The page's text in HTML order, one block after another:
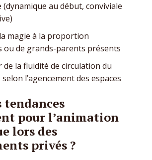
(dynamique au début, conviviale
magie à la proportion
ou de grands-parents présents
de la fluidité de circulation du
l’agencement des espaces
tendances
pour l’animation
lors des
privés ?